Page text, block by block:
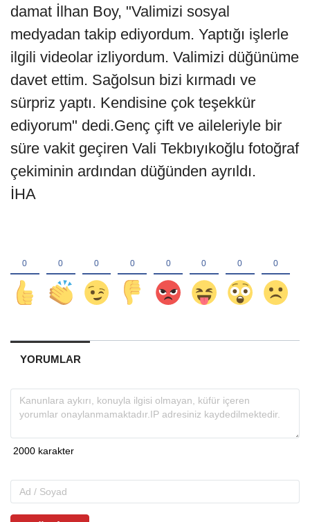
damat İlhan Boy, "Valimizi sosyal
medyadan takip ediyordum. Yaptığı işlerle
ilgili videolar izliyordum. Valimizi düğünüme
davet ettim. Sağolsun bizi kırmadı ve
sürpriz yaptı. Kendisine çok teşekkür
ediyorum" dedi.Genç çift ve aileleriyle bir
süre vakit geçiren Vali Tekbıyıkoğlu fotoğraf
çekiminin ardından düğünden ayrıldı.
İHA
YORUMLAR